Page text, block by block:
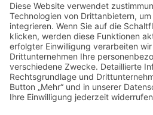
Der Landestierschutzverband
Baden-Württemberg e.V. ist dem
Deutschen Tierschutzbund e.V. zugeordnet.